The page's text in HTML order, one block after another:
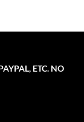
ETC. NO